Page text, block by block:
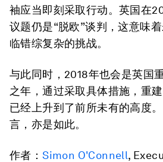
袖应当即刻采取行动。英国在
议题仍是“脱欧”谈判，这意味
临错综复杂的挑战。
与此同时，2018年也会是英国
之年，通过采取具体措施，重
已经上升到了前所未有的高度
言，亦是如此。
作者：Simon O'Connell,